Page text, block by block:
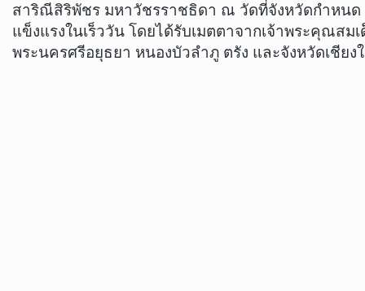
สาริณีสิริพัชร มหาวัชรราชธิดา ณ วัดที่จังหวัดกำหนด
แข็งแรงในเร็ววัน โดยได้รับเมตตาจากเจ้าพระคุณส
พระนครศรีอยุธยา หนองบัวลำภู ตรัง และจังหวัดเชี